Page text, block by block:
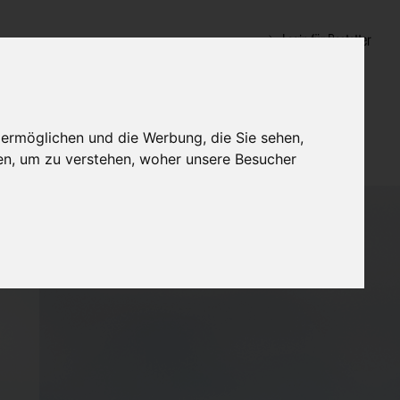
und die Werbung, die Sie sehen,
um zu verstehen, woher unsere Besucher
Login für Bestatter